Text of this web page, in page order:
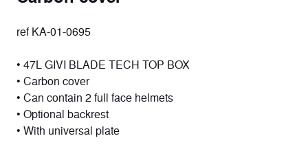
ref KA-01-0695
• 47L GIVI BLADE TECH TOP BOX
• Carbon cover
• Can contain 2 full face helmets
• Optional backrest
• With universal plate